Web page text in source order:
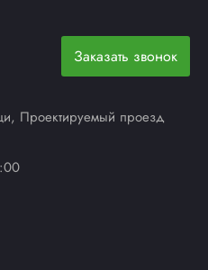
Заказать звонок
Проектируемый проезд